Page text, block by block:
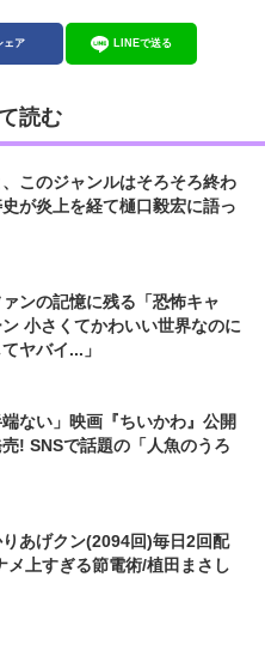
ェア LINEで送る
読む
、このジャンルはそろそろ終わ
が炎上を経て樋口毅宏に語っ
ァンの記憶に残る「恐怖キャ
小さくてかわいい世界なのに
ヤバイ...」
端ない」映画『ちいかわ』公開
! SNSで話題の「人魚のうろ
りあげクン(2094回)毎日2回配
メ上すぎる節電術/植田まさし